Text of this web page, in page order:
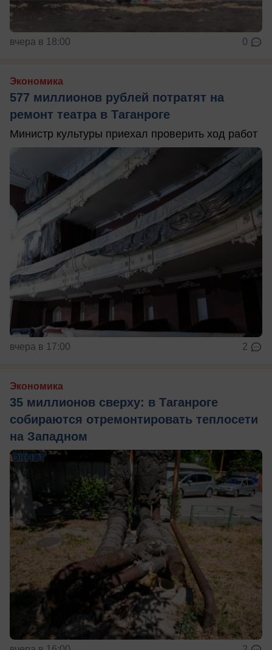
вчера в 18:00 0
Экономика
577 миллионов рублей потратят на
ремонт театра в Таганроге
Министр культуры приехал проверить ход работ
вчера в 17:00 2
Экономика
35 миллионов сверху: в Таганроге
собираются отремонтировать теплосети
на Западном